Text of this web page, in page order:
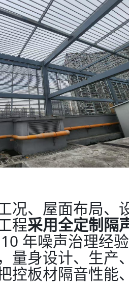
况、屋面布局、
程采用全定制隔
年噪声治理经
量身设计、生产
控板材隔音性能